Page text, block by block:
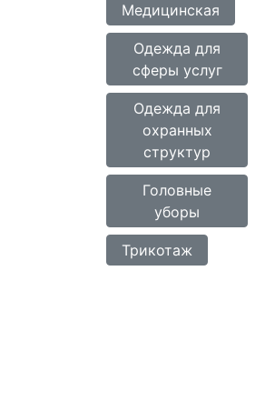
Медицинская
Одежда для
сферы услуг
Одежда для
охранных
структур
Головные
уборы
Трикотаж